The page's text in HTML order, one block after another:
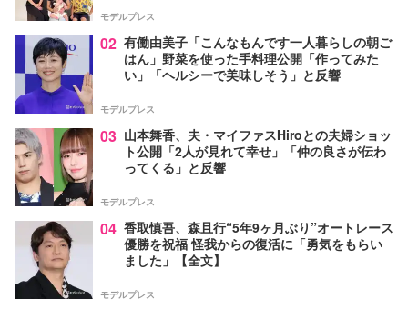
モデルプレス
02 有働由美子「こんなもんです一人暮らしの朝ご
はん」野菜を使った手料理公開「作ってみた
い」「ヘルシーで美味しそう」と反響
モデルプレス
03 山本舞香、夫・マイファスHiroとの夫婦ショッ
ト公開「2人が見れて幸せ」「仲の良さが伝わ
ってくる」と反響
モデルプレス
04 香取慎吾、森且行“5年9ヶ月ぶり”オートレース
優勝を祝福 怪我からの復活に「勇気をもらい
ました」【全文】
モデルプレス